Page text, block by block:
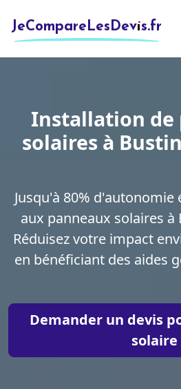
JeCompareLesDevis.fr
Installation de
solaires à
Jusqu'à 80%
aux panneaux solaires
Réduisez votre impact
en bénéficiant des aides
Demander un devis
solaire